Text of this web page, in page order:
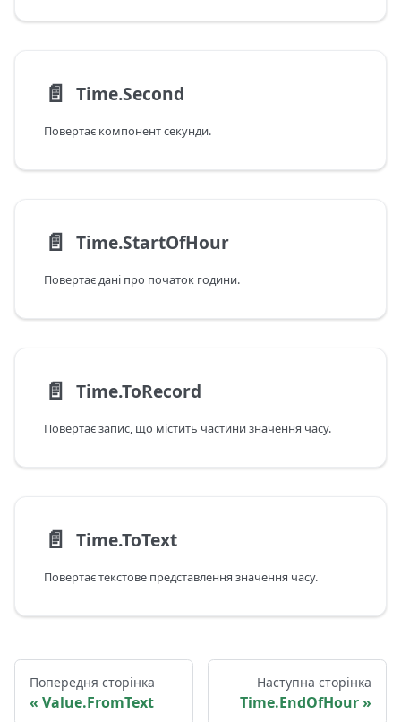
📄️ Time.Second
Повертає компонент секунди.
📄️ Time.StartOfHour
Повертає дані про початок години.
📄️ Time.ToRecord
Повертає запис, що містить частини значення часу.
📄️ Time.ToText
Повертає текстове представлення значення часу.
Попередня сторінка
Value.FromText
Наступна сторінка
Time.EndOfHour